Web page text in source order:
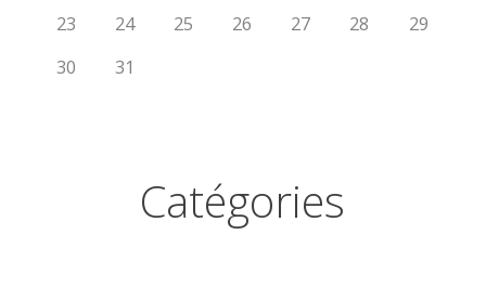
23
24 25 26 27 28
29
30
31
Catégories